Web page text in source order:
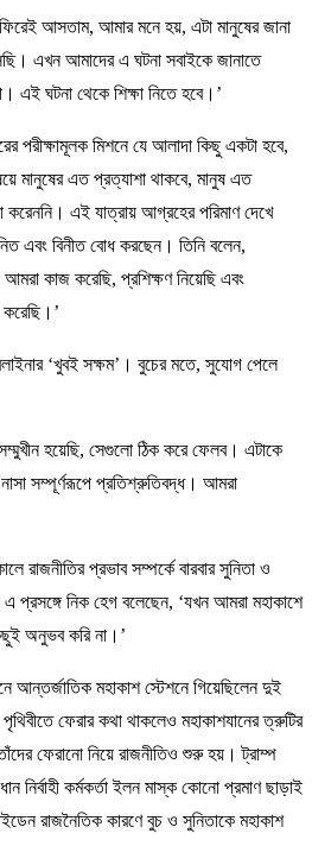
আসতাম, আমার মনে হয়, এটা মানুষের জানা
এখন আমাদের এ ঘটনা সবাইকে জানাতে
ঘটনা থেকে শিক্ষা নিতে হবে।’
পরীক্ষামূলক মিশনে যে আলাদা কিছু একটা হবে,
মানুষের এত প্রত্যাশা থাকবে, মানুষ এত
এই যাত্রায় আগ্রহের পরিমাণ দেখে
এবং বিনীত বোধ করছেন। তিনি বলেন,
কাজ করেছি, প্রশিক্ষণ নিয়েছি এবং
করেছি।’
‘খুবই সক্ষম’। বুচের মতে, সুযোগ পেলে
হয়েছি, সেগুলো ঠিক করে ফেলব। এটাকে
সম্পূর্ণরূপে প্রতিশ্রুতিবদ্ধ। আমরা
রাজনীতির প্রভাব সম্পর্কে বারবার সুনিতা ও
প্রসঙ্গে নিক হেগ বলেছেন, ‘যখন আমরা মহাকাশে
অনুভব করি না।’
মহাকাশ স্টেশনে গিয়েছিলেন দুই
ফেরার কথা থাকলেও মহাকাশযানের ত্রুটির
ফেরানো নিয়ে রাজনীতিও শুরু হয়। ট্রাম্প
নির্বাহী কর্মকর্তা ইলন মাস্ক কোনো প্রমাণ ছাড়াই
রাজনৈতিক কারণে বুচ ও সুনিতাকে মহাকাশ